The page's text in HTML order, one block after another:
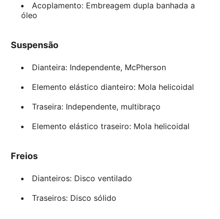
Acoplamento: Embreagem dupla banhada a
óleo
Suspensão
Dianteira: Independente, McPherson
Elemento elástico dianteiro: Mola helicoidal
Traseira: Independente, multibraço
Elemento elástico traseiro: Mola helicoidal
Freios
Dianteiros: Disco ventilado
Traseiros: Disco sólido